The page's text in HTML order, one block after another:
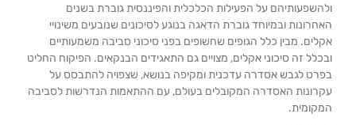
ולהשפעותיהם על הפעילות הכלכלית והפיננסית גוברת בשנים
האחרונות ובמיוחד גוברת הדאגה בנוגע לסיכונים שנובעים משינויי
אקלים. מבין כלל הגופים שחשופים בפני סיכוני סביבה משמעותיים
ובכלל זה סיכוני אקלים, מצויים גם התאגידים הבנקאים. הפיקוח החליט
בפרט לגבש אסדרה עדכנית ומקיפה בנושא, שצפויה להתבסס על
עקרונות האסדרה המקובלים בעולם, עם ההתאמות הנדרשות לסביבה
המקומית.